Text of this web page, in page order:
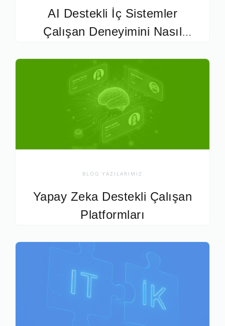
AI Destekli İç Sistemler
Çalışan Deneyimini Nasıl
BLOG YAZILARIMIZ
Yapay Zeka Destekli Çalışan
Platformları